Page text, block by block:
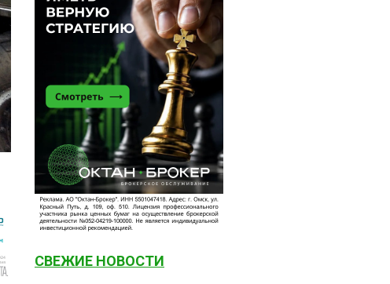
СВЕЖИЕ НОВОСТИ